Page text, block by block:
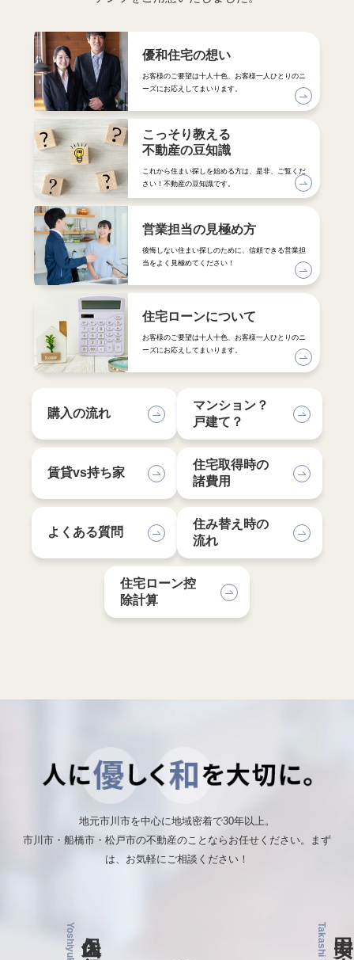
優和住宅の想い
お客様のご要望は十人十色、お客様一人ひとりのニ
ーズにお応えしてまいります。
こっそり教える
不動産の豆知識
これから住まい探しを始める方は、是非、ご覧くだ
さい！不動産の豆知識です。
営業担当の見極め方
後悔しない住まい探しのために、信頼できる営業担
当をよく見極めてください！
住宅ローンについて
お客様のご要望は十人十色、お客様一人ひとりのニ
ーズにお応えしてまいります。
購入の流れ
マンション？
戸建て？
賃貸vs持ち家
住宅取得時の
諸費用
よくある質問
住み替え時の
流れ
住宅ローン控
除計算
地元市川市を中心に地域密着で30年以上。
市川市・船橋市・松戸市の不動産のことならお任せください。まず
は、お気軽にご相談ください！